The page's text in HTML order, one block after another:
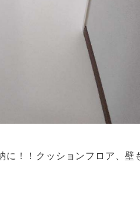
！！クッションフロア、壁